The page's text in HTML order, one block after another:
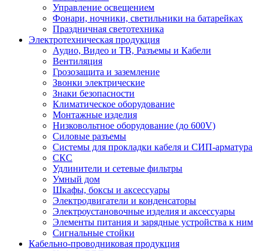
Управление освещением
Фонари, ночники, светильники на батарейках
Праздничная светотехника
Электротехническая продукция
Аудио, Видео и ТВ, Разъемы и Кабели
Вентиляция
Грозозащита и заземление
Звонки электрические
Знаки безопасности
Климатическое оборудование
Монтажные изделия
Низковольтное оборудование (до 600V)
Силовые разъемы
Системы для прокладки кабеля и СИП-арматура
СКС
Удлинители и сетевые фильтры
Умный дом
Шкафы, боксы и аксессуары
Электродвигатели и конденсаторы
Электроустановочные изделия и аксессуары
Элементы питания и зарядные устройства к ним
Сигнальные стойки
Кабельно-проводниковая продукция